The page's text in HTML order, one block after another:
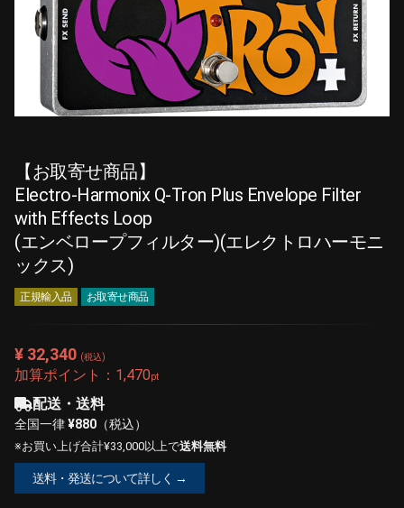
【お取寄せ商品】
Electro-Harmonix Q-Tron Plus Envelope Filter
with Effects Loop
(エンベロープフィルター)(エレクトロハーモニ
ックス)
正規輸入品 お取寄せ商品
¥ 32,340 (税込)
加算ポイント： 1,470pt
配送・送料
全国一律¥880 （税込）
※お買い上げ合計¥33,000以上で送料無料
送料・発送について詳しく →